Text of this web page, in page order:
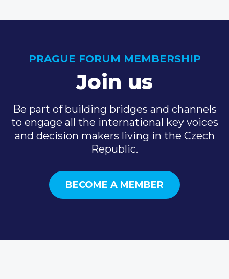
PRAGUE FORUM MEMBERSHIP
Join us
Be part of building bridges and channels
to engage all the international key voices
and decision makers living in the Czech
Republic.
BECOME A MEMBER